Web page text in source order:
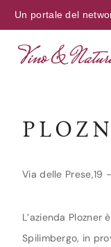
Un portale del
Via delle Prese,19
L’azienda
Spilimbergo, in